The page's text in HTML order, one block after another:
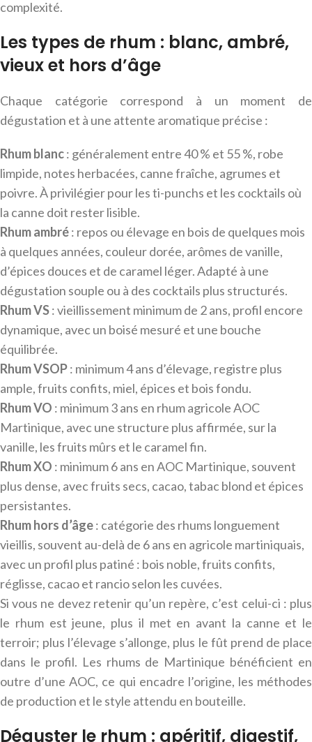
complexité.
Les types de rhum : blanc, ambré,
vieux et hors d’âge
Chaque catégorie correspond à un moment de
dégustation et à une attente aromatique précise :
Rhum blanc: généralement entre 40 % et 55 %, robe
limpide, notes herbacées, canne fraîche, agrumes et
poivre. À privilégier pour les ti-punchs et les cocktails où
la canne doit rester lisible.
Rhum ambré: repos ou élevage en bois de quelques mois
à quelques années, couleur dorée, arômes de vanille,
d’épices douces et de caramel léger. Adapté à une
dégustation souple ou à des cocktails plus structurés.
Rhum VS: vieillissement minimum de 2 ans, profil encore
dynamique, avec un boisé mesuré et une bouche
équilibrée.
Rhum VSOP: minimum 4 ans d’élevage, registre plus
ample, fruits confits, miel, épices et bois fondu.
Rhum VO : minimum 3 ans en rhum agricole AOC
Martinique, avec une structure plus affirmée, sur la
vanille, les fruits mûrs et le caramel fin.
Rhum XO : minimum 6 ans en AOC Martinique, souvent
plus dense, avec fruits secs, cacao, tabac blond et épices
persistantes.
Rhum hors d’âge: catégorie des rhums longuement
vieillis, souvent au-delà de 6 ans en agricole martiniquais,
avec un profil plus patiné : bois noble, fruits confits,
réglisse, cacao et rancio selon les cuvées.
Si vous ne devez retenir qu’un repère, c’est celui-ci : plus
le rhum est jeune, plus il met en avant la canne et le
terroir; plus l’élevage s’allonge, plus le fût prend de place
dans le profil. Les rhums de Martinique bénéficient en
outre d’une AOC, ce qui encadre l’origine, les méthodes
de production et le style attendu en bouteille.
Déguster le rhum : apéritif, digestif,